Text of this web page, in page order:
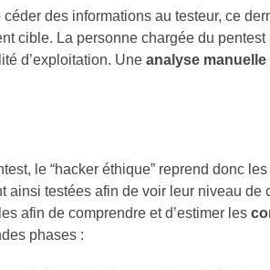
des informations au testeur, ce
cible. La personne chargée du
d’exploitation. Uneanalyse manuelle
le “hacker éthique” reprend donc
testées afin de voir leur niveau
afin de comprendre et d’estimer les
phases :